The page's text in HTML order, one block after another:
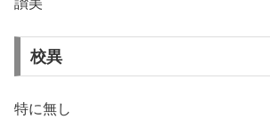
讃美
校異
特に無し